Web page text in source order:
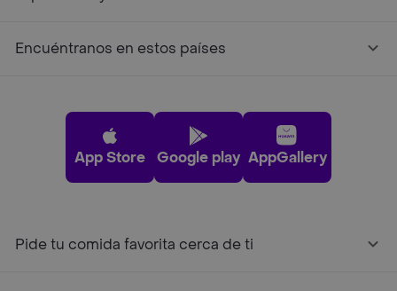
Encuéntranos en estos países
App Store Google play AppGallery
Pide tu comida favorita cerca de ti